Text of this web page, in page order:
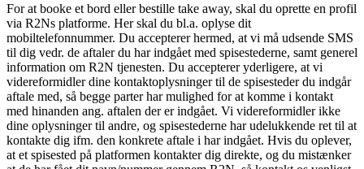
For at booke et bord eller bestille take away, skal du oprette en profil
via R2Ns platforme. Her skal du bl.a. oplyse dit
mobiltelefonnummer. Du accepterer hermed, at vi må udsende SMS
til dig vedr. de aftaler du har indgået med spisestederne, samt generel
information om R2N tjenesten. Du accepterer yderligere, at vi
videreformidler dine kontaktoplysninger til de spisesteder du indgår
aftale med, så begge parter har mulighed for at komme i kontakt
med hinanden ang. aftalen der er indgået. Vi videreformidler ikke
dine oplysninger til andre, og spisestederne har udelukkende ret til at
kontakte dig ifm. den konkrete aftale i har indgået. Hvis du oplever,
at et spisested på platformen kontakter dig direkte, og du mistænker